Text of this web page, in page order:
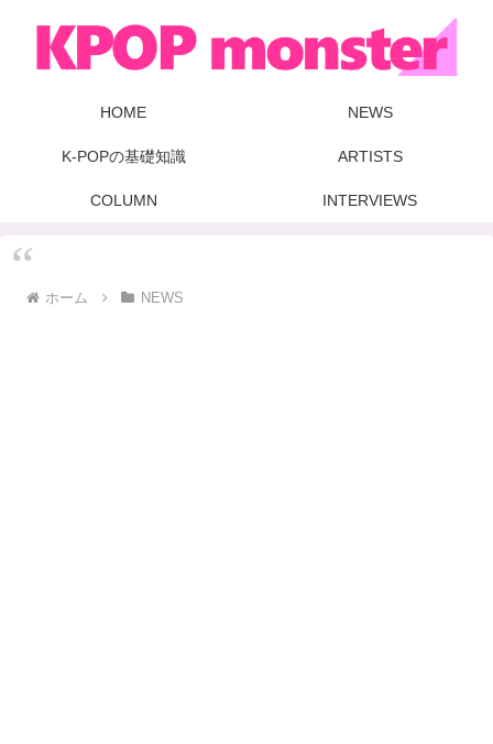
HOME NEWS
K-POPの基礎知識 ARTISTS
COLUMN INTERVIEWS
ホーム NEWS